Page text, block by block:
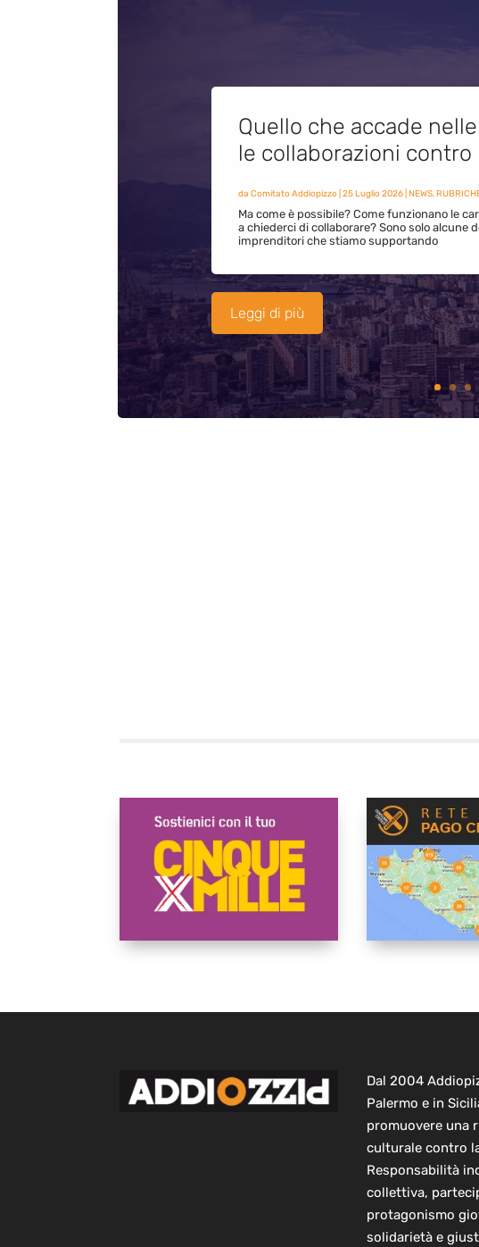
Quello che accade
le collaborazioni contro
da Comitato Addiopizzo| 25 Luglio 2026| NEWS,
Ma come è possibile? Come funzionano le
a chiederci di collaborare? Sono solo alcune
imprenditori che stiamo supportando
Leggi di più
Dal 2004
Palermo e in
promuovere una
culturale contro
Responsabilità
collettiva,
protagonismo
solidarietà e